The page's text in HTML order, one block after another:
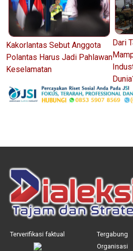
Kakorlantas Sebut Anggota
Polantas Harus Jadi Pahlawan
Keselamatan
Dari
Terverifikasi faktual
Tergabung
Organisasi